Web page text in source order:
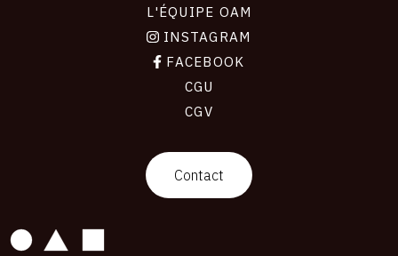
L'ÉQUIPE OAM
INSTAGRAM
FACEBOOK
CGU
CGV
Contact